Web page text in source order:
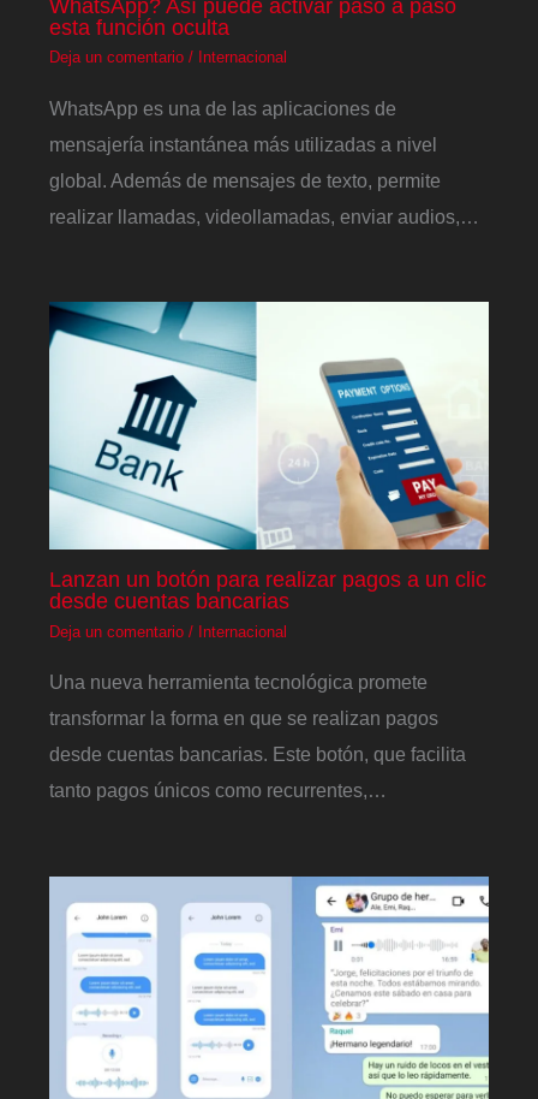
WhatsApp? Así puede activar paso a paso
esta función oculta
Deja un comentario / Internacional
WhatsApp es una de las aplicaciones de
mensajería instantánea más utilizadas a nivel
global. Además de mensajes de texto, permite
realizar llamadas, videollamadas, enviar audios,…
Lanzan un botón para realizar pagos a un clic
desde cuentas bancarias
Deja un comentario / Internacional
Una nueva herramienta tecnológica promete
transformar la forma en que se realizan pagos
desde cuentas bancarias. Este botón, que facilita
tanto pagos únicos como recurrentes,…